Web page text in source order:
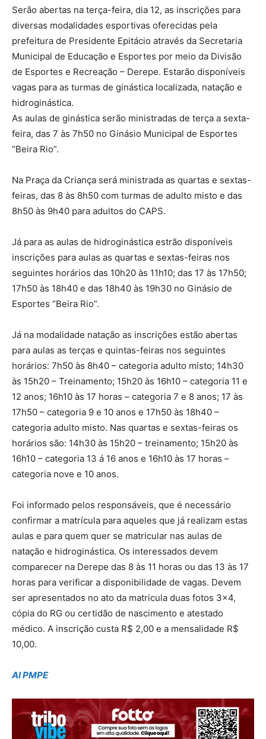
Serão abertas na terça-feira, dia 12, as inscrições para
diversas modalidades esportivas oferecidas pela
prefeitura de Presidente Epitácio através da Secretaria
Municipal de Educação e Esportes por meio da Divisão
de Esportes e Recreação – Derepe. Estarão disponíveis
vagas para as turmas de ginástica localizada, natação e
hidroginástica.
As aulas de ginástica serão ministradas de terça a sexta-
feira, das 7 às 7h50 no Ginásio Municipal de Esportes
“Beira Rio”.
Na Praça da Criança será ministrada as quartas e sextas-
feiras, das 8 às 8h50 com turmas de adulto misto e das
8h50 às 9h40 para adultos do CAPS.
Já para as aulas de hidroginástica estrão disponíveis
inscrições para aulas as quartas e sextas-feiras nos
seguintes horários das 10h20 às 11h10; das 17 às 17h50;
17h50 às 18h40 e das 18h40 às 19h30 no Ginásio de
Esportes “Beira Rio”.
Já na modalidade natação as inscrições estão abertas
para aulas as terças e quintas-feiras nos seguintes
horários: 7h50 às 8h40 – categoria adulto misto; 14h30
às 15h20 – Treinamento; 15h20 às 16h10 – categoria 11 e
12 anos; 16h10 às 17 horas – categoria 7 e 8 anos; 17 às
17h50 – categoria 9 e 10 anos e 17h50 às 18h40 –
categoria adulto misto. Nas quartas e sextas-feiras os
horários são: 14h30 às 15h20 – treinamento; 15h20 às
16h10 – categoria 13 á 16 anos e 16h10 às 17 horas –
categoria nove e 10 anos.
Foi informado pelos responsáveis, que é necessário
confirmar a matrícula para aqueles que já realizam estas
aulas e para quem quer se matricular nas aulas de
natação e hidroginástica. Os interessados devem
comparecer na Derepe das 8 às 11 horas ou das 13 às 17
horas para verificar a disponibilidade de vagas. Devem
ser apresentados no ato da matricula duas fotos 3×4,
cópia do RG ou certidão de nascimento e atestado
médico. A inscrição custa R$ 2,00 e a mensalidade R$
10,00.
AI PMPE